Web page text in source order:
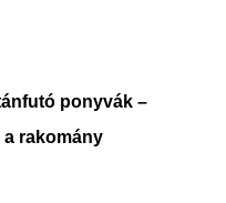
ponyvák –
a rakomány